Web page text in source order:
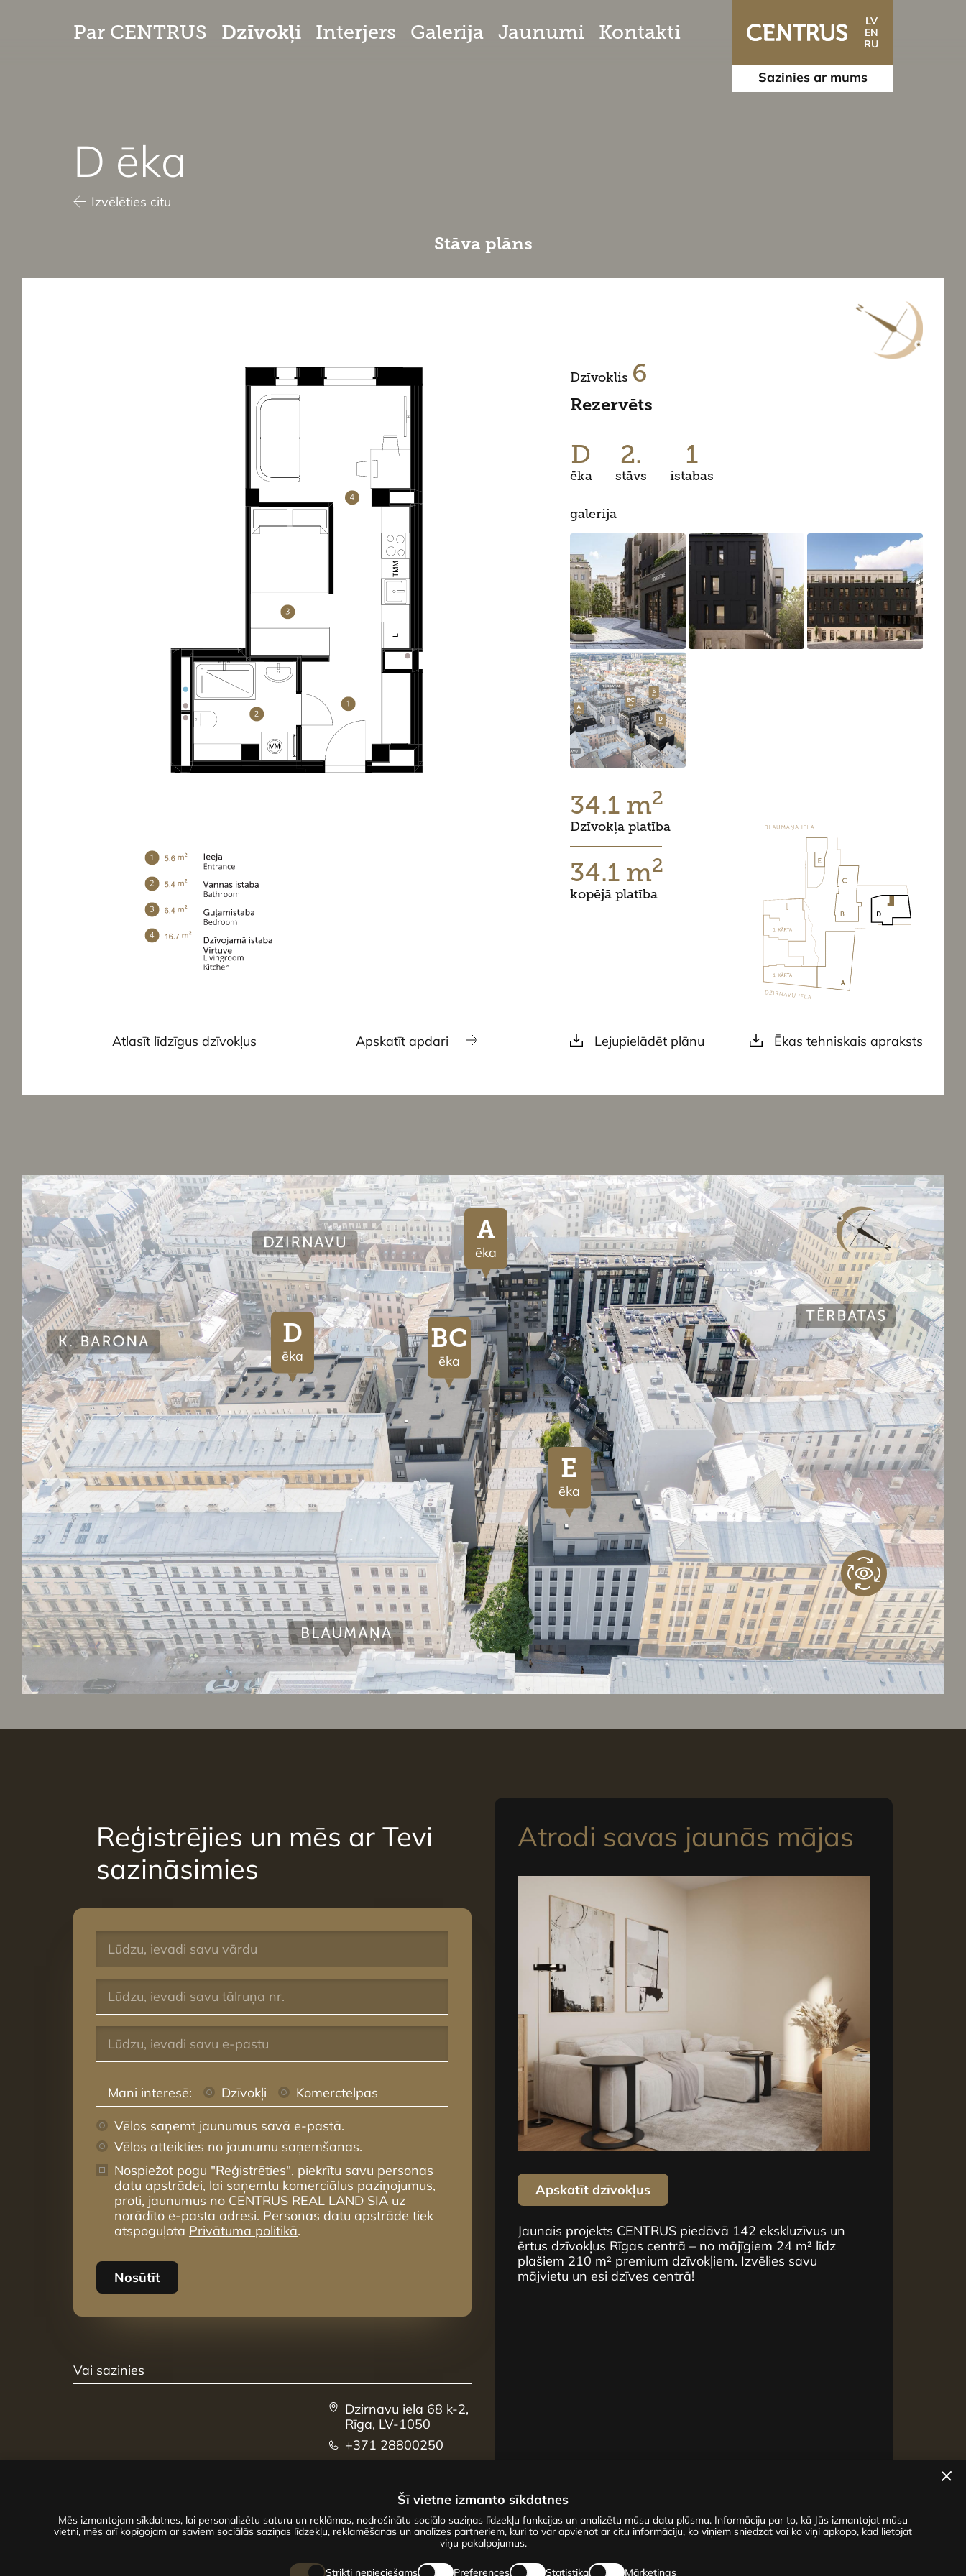
Šī vietne izmanto sīkdatnes
Mēs izmantojam sīkdatnes, lai personalizētu saturu un reklāmas, nodrošinātu sociālo saziņas līdzekļu funkcijas un analizētu mūsu datu plūsmu. Informāciju par to, kā Jūs izmantojat mūsu
vietni, mēs arī kopīgojam ar saviem sociālās saziņas līdzekļu, reklamēšanas un analīzes partneriem, kuri to var apvienot ar citu informāciju, ko viņiem sniedzat vai ko viņi apkopo, kad lietojat
viņu pakalpojumus.
Strikti nepieciešams Preferences Statistika Mārketings
Par CENTRUS Dzīvokļi Interjers Galerija Jaunumi Kontakti
LV
EN
RU
Sazinies ar mums
D ēka
Izvēlēties citu
Stāva plāns
Dzīvoklis 6
Rezervēts
D
ēka
2.
stāvs
1
istabas
galerija
34.1 m2
Dzīvokļa platība
34.1 m2
kopējā platība
Atlasīt līdzīgus dzīvokļus Apskatīt apdari Lejupielādēt plānu Ēkas tehniskais apraksts
A
ēka
BC
ēka
D
ēka
E
ēka
Reģistrējies un mēs ar Tevi
sazināsimies
Mani interesē: Dzīvokļi
Komerctelpas
Vēlos saņemt jaunumus savā e-pastā.
Vēlos atteikties no jaunumu saņemšanas.
Nospiežot pogu "Reģistrēties", piekrītu savu personas
datu apstrādei, lai saņemtu komerciālus paziņojumus,
proti, jaunumus no CENTRUS REAL LAND SIA uz
norādīto e-pasta adresi. Personas datu apstrāde tiek
atspoguļota Privātuma politikā.
Nosūtīt
Vai sazinies
Dzirnavu iela 68 k-2,
Rīga, LV-1050
+371 28800250
Atrodi savas jaunās mājas
Apskatīt dzīvokļus
Jaunais projekts CENTRUS piedāvā 142 ekskluzīvus un
ērtus dzīvokļus Rīgas centrā – no mājīgiem 24 m² līdz
plašiem 210 m² premium dzīvokļiem. Izvēlies savu
mājvietu un esi dzīves centrā!